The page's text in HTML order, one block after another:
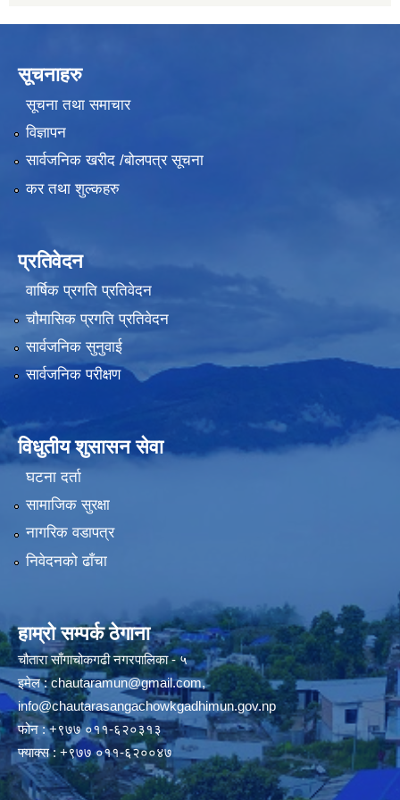
सूचनाहरु
सूचना तथा समाचार
विज्ञापन
सार्वजनिक खरीद /बोलपत्र सूचना
कर तथा शुल्कहरु
प्रतिवेदन
वार्षिक प्रगति प्रतिवेदन
चौमासिक प्रगति प्रतिवेदन
सार्वजनिक सुनुवाई
सार्वजनिक परीक्षण
विधुतीय शुसासन सेवा
घटना दर्ता
सामाजिक सुरक्षा
नागरिक वडापत्र
निवेदनको ढाँचा
हाम्रो सम्पर्क ठेगाना
चौतारा साँगाचोकगढी नगरपालिका - ५
इमेल :chautaramun@gmail.com,
info@chautarasangachowkgadhimun.gov.np
फोन : +९७७ ०११-६२०३१३
फ्याक्स : +९७७ ०११-६२००४७